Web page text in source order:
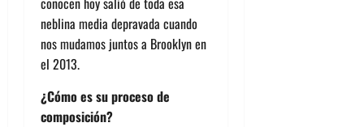
neblina media depravada cuando
nos mudamos juntos a Brooklyn en
el 2013.
¿Cómo es su proceso de
composición?